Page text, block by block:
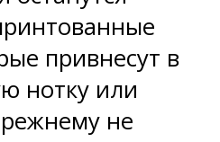
привнесут в
нотку или
не